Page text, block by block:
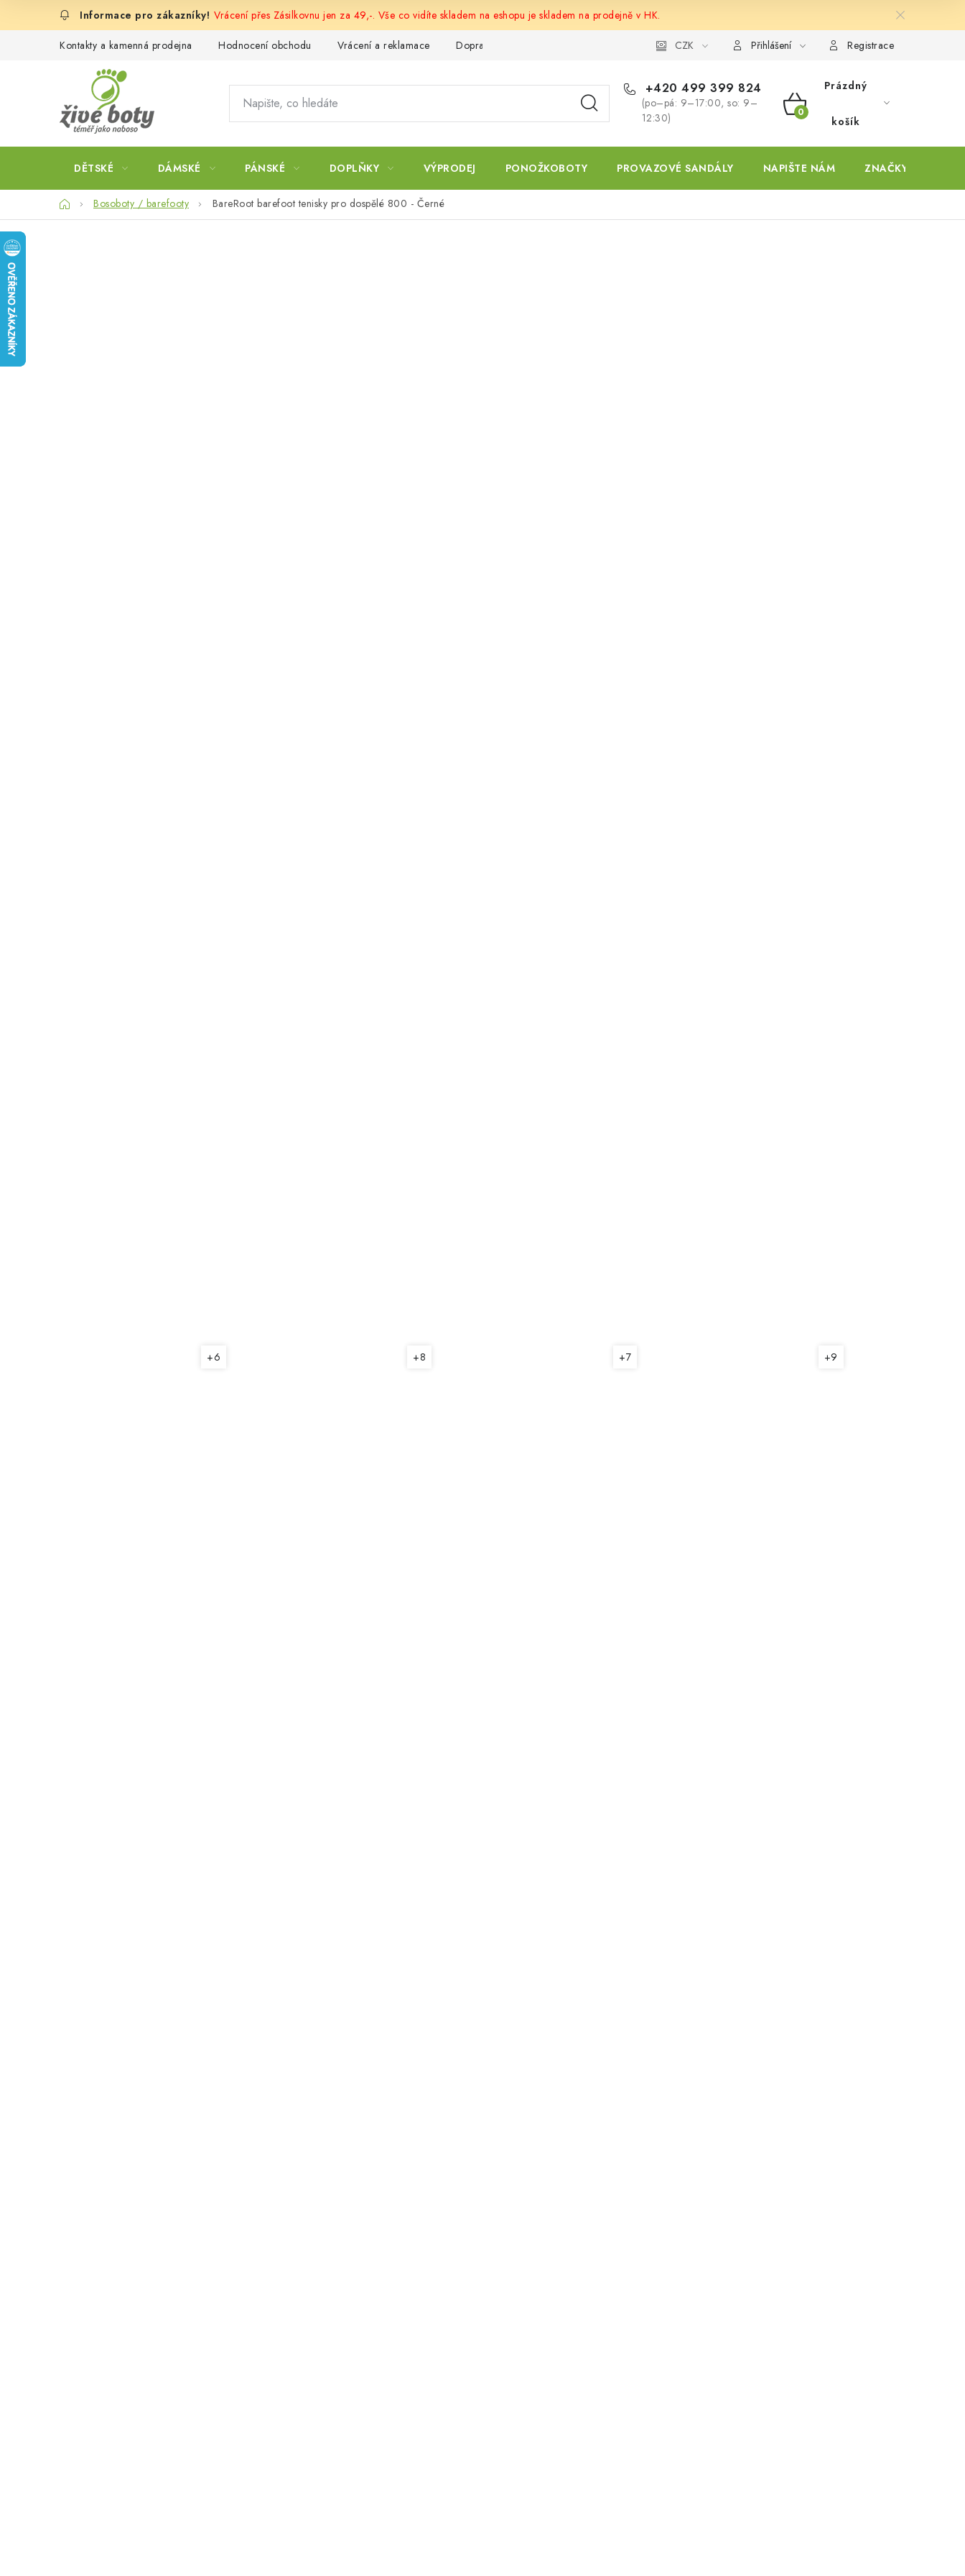
Vrácení přes Zásilkovnu jen za 49,-. Vše co vidíte skladem na eshopu je skladem na prodejně v HK.
Kontakty a kamenná prodejna Hodnocení obchodu Vrácení a reklamace Doprava a platba CZK Přihlášení Registrace
+420 499 399 824
(po–pá: 9–17:00, so: 9–
12:30)
NÁKUPNÍ
KOŠÍK
Prázdný
košík
DĚTSKÉ DÁMSKÉ PÁNSKÉ DOPLŇKY VÝPRODEJ PONOŽKOBOTY PROVAZOVÉ SANDÁLY NAPIŠTE NÁM ZNAČKY
DomůBosoboty / barefooty BareRoot barefoot tenisky pro dospělé 800 - Černé